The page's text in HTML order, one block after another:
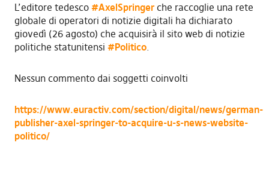
L’editore tedesco #AxelSpringerche raccoglie una rete
globale di operatori di notizie digitali ha dichiarato
giovedì (26 agosto) che acquisirà il sito web di notizie
politiche statunitensi #Politico.
Nessun commento dai soggetti coinvolti
https://www.euractiv.com/section/digital/news/german-
publisher-axel-springer-to-acquire-u-s-news-website-
politico/